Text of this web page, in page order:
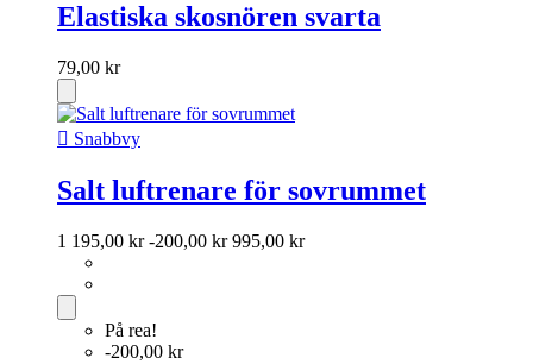
Elastiska skosnören svarta
79,00 kr
 Snabbvy
Salt luftrenare för sovrummet
1 195,00 kr -200,00 kr 995,00 kr
På rea!
-200,00 kr